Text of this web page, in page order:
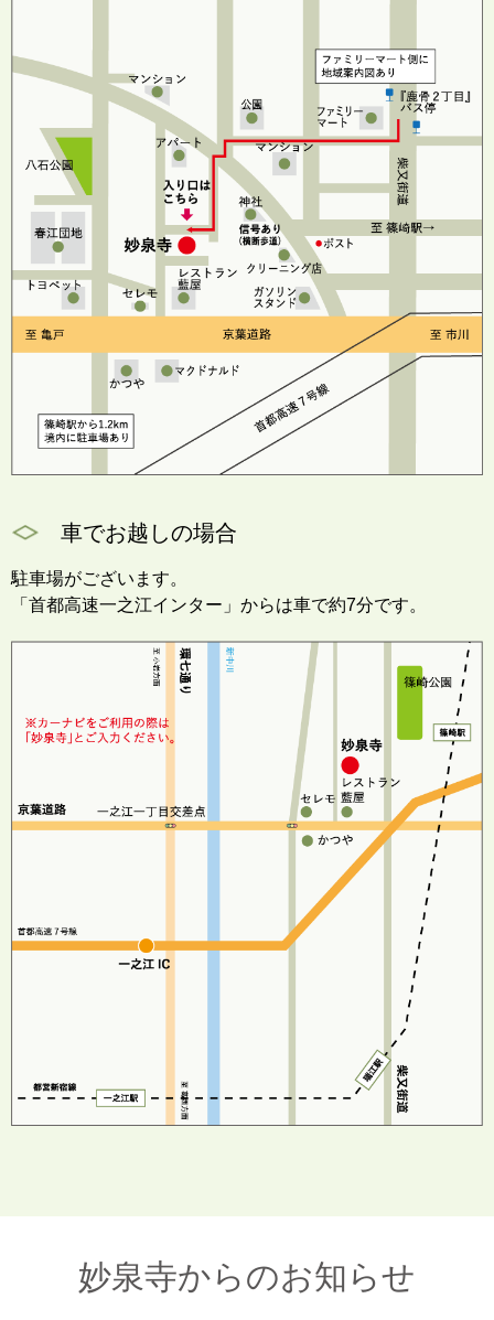
車でお越しの場合
駐車場がございます。
「首都高速一之江インター」からは車で約7分です。
妙泉寺からのお知らせ